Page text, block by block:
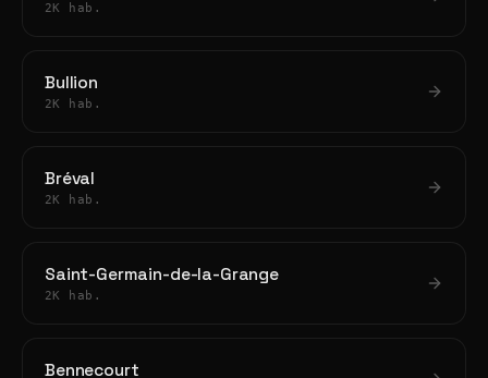
2K hab.
Bullion
2K hab.
Bréval
2K hab.
Saint-Germain-de-la-Grange
2K hab.
Bennecourt